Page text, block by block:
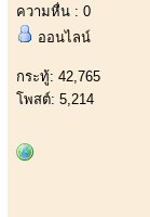
ความหื่น : 0
ออนไลน์
กระทู้: 42,765
โพสต์: 5,214